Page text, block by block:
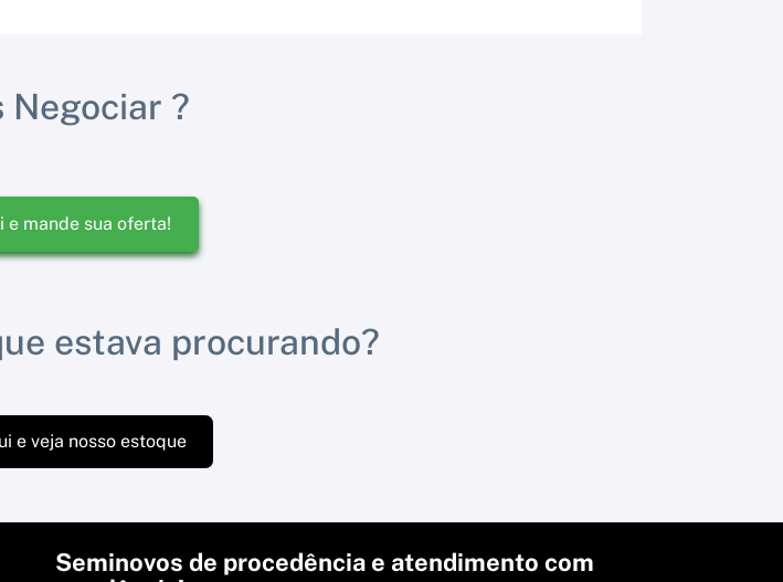
Negociar ?
e mande sua oferta!
estava procurando?
e veja nosso estoque
Seminovos de procedência e atendimento com